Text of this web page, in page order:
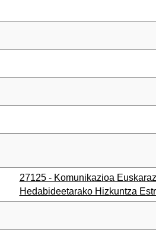
27125 - Komunikazioa
Hedabideetarako Hizkuntza